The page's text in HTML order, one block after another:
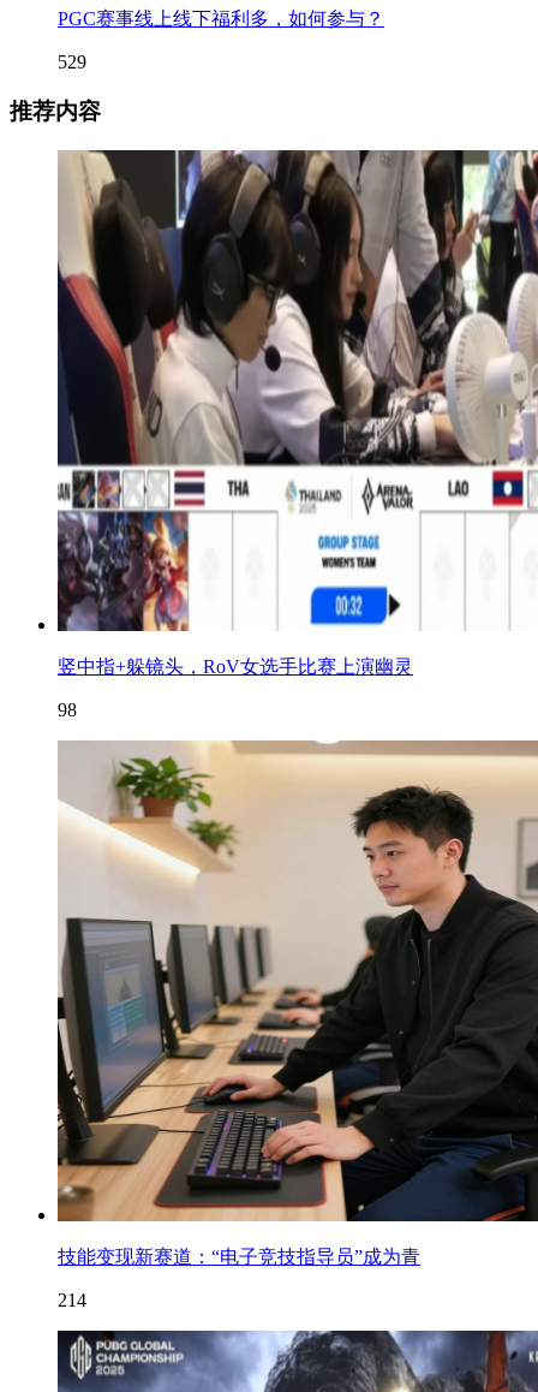
PGC赛事线上线下福利多，如何参与？
529
推荐内容
竖中指+躲镜头，RoV女选手比赛上演幽灵
98
技能变现新赛道：“电子竞技指导员”成为青
214